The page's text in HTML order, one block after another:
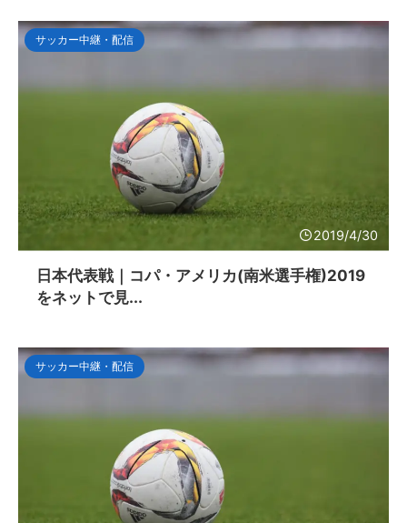
2019/4/30
サッカー中継・配信
日本代表戦｜コパ・アメリカ(南米選手権)2019
をネットで見...
サッカー中継・配信